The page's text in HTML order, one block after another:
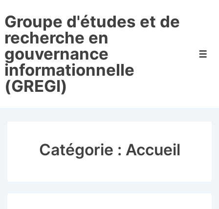
passer
au
contenu
principal
Groupe d'études et de
recherche en
gouvernance
informationnelle
(GREGI)
Catégorie : Accueil